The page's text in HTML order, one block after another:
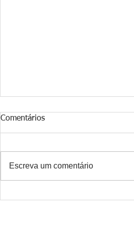
Comentários
Escreva um comentário